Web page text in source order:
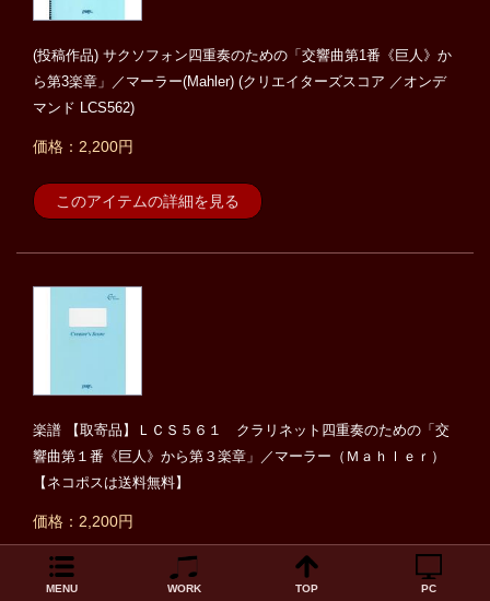
(投稿作品) サクソフォン四重奏のための「交響曲第1番《巨人》か
ら第3楽章」／マーラー(Mahler) (クリエイターズスコア ／オンデ
マンド LCS562)
価格：2,200円
このアイテムの詳細を見る
楽譜 【取寄品】ＬＣＳ５６１ クラリネット四重奏のための「交
響曲第１番《巨人》から第３楽章」／マーラー（Ｍａｈｌｅｒ）
【ネコポスは送料無料】
価格：2,200円
このアイテムの詳細を見る
MENU WORK TOP PC